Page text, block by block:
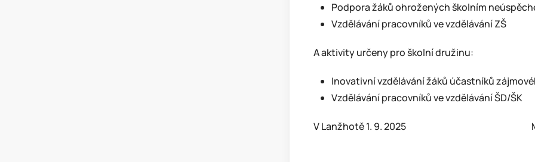
Podpora žáků ohrožených školním
Vzdělávání pracovníků ve vzdělávání ZŠ
A aktivity určeny pro školní družinu:
Inovativní vzdělávání žáků účastníků
Vzdělávání pracovníků ve vzdělávání ŠD/ŠK
V Lanžhotě 1. 9. 2025 Mgr. Eva